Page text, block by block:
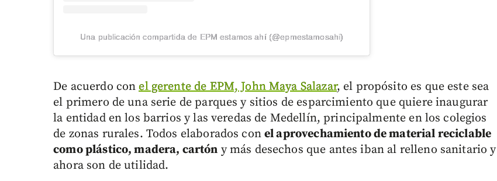
Una publicación compartida de EPM estamos ahí (@epmestamosahi)
De acuerdo conel gerente de EPM, John Maya Salazar, el propósito es que este sea
el primero de una serie de parques y sitios de esparcimiento que quiere inaugurar
la entidad en los barrios y las veredas de Medellín, principalmente en los colegios
de zonas rurales. Todos elaborados conel aprovechamiento de material reciclable
como plástico, madera, cartón y más desechos que antes iban al relleno sanitario y
ahora son de utilidad.